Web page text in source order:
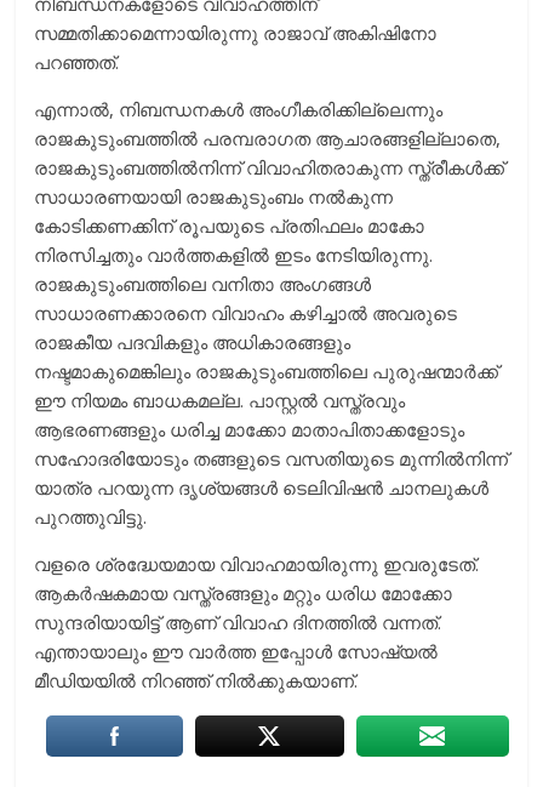
സമ്മതിക്കാമെന്നായിരുന്നു രാജാവ് അകിഷിനോ
പറഞ്ഞത്.
എന്നാൽ, നിബന്ധനകൾ അംഗീകരിക്കില്ലെന്നും
രാജകുടുംബത്തിൽ പരമ്പരാഗത ആചാരങ്ങളില്ലാതെ,
രാജകുടുംബത്തിൽനിന്ന് വിവാഹിതരാകുന്ന സ്ത്രീകൾക്ക്
സാധാരണയായി രാജകുടുംബം നൽകുന്ന
കോടിക്കണക്കിന് രൂപയുടെ പ്രതിഫലം മാകോ
നിരസിച്ചതും വാർത്തകളിൽ ഇടം നേടിയിരുന്നു.
രാജകുടുംബത്തിലെ വനിതാ അംഗങ്ങൾ
സാധാരണക്കാരനെ വിവാഹം കഴിച്ചാൽ അവരുടെ
രാജകീയ പദവികളും അധികാരങ്ങളും
നഷ്ടമാകുമെങ്കിലും രാജകുടുംബത്തിലെ പുരുഷന്മാർക്ക്
ഈ നിയമം ബാധകമല്ല. പാസ്റ്റൽ വസ്ത്രവും
ആഭരണങ്ങളും ധരിച്ച മാക്കോ മാതാപിതാക്കളോടും
സഹോദരിയോടും തങ്ങളുടെ വസതിയുടെ മുന്നിൽനിന്ന്
യാത്ര പറയുന്ന ദൃശ്യങ്ങൾ ടെലിവിഷൻ ചാനലുകൾ
പുറത്തുവിട്ടു.
വളരെ ശ്രദ്ധേയമായ വിവാഹമായിരുന്നു ഇവരുടേത്.
ആകർഷകമായ വസ്ത്രങ്ങളും മറ്റും ധരിധ മോക്കോ
സുന്ദരിയായിട്ട് ആണ് വിവാഹ ദിനത്തിൽ വന്നത്.
എന്തായാലും ഈ വാർത്ത ഇപ്പോൾ സോഷ്യൽ
മീഡിയയിൽ നിറഞ്ഞ് നിൽക്കുകയാണ്.